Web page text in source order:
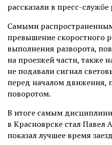
рассказали в пресс-
Самыми
превышение скоростного
выполнения разворота,
на проезжей части, также
не подавали сигнал
перед началом движения,
поворотом.
В итоге самым
в Красноярске стал Павел
показал лучшее время